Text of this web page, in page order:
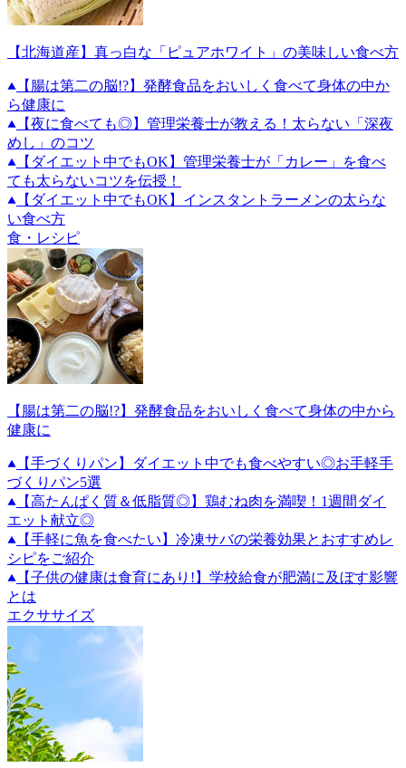
【北海道産】真っ白な「ピュアホワイト」の美味しい食べ方
【腸は第二の脳!?】発酵食品をおいしく食べて身体の中か
ら健康に
【夜に食べても◎】管理栄養士が教える！太らない「深夜
めし」のコツ
【ダイエット中でもOK】管理栄養士が「カレー」を食べ
ても太らないコツを伝授！
【ダイエット中でもOK】インスタントラーメンの太らな
い食べ方
食・レシピ
【腸は第二の脳!?】発酵食品をおいしく食べて身体の中から
健康に
【手づくりパン】ダイエット中でも食べやすい◎お手軽手
づくりパン5選
【高たんぱく質＆低脂質◎】鶏むね肉を満喫！1週間ダイ
エット献立◎
【手軽に魚を食べたい】冷凍サバの栄養効果とおすすめレ
シピをご紹介
【子供の健康は食育にあり!】学校給食が肥満に及ぼす影響
とは
エクササイズ